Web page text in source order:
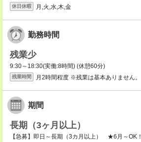
休日休暇 月,火,水,木,金
勤務時間
残業少
9:30～18:30(実働:8時間) (休憩60分)
残業時間 月2時間程度 ※残業は基本ありません。
期間
長期（3ヶ月以上）
【急募】即日～長期（3カ月以上） ★6月～OK！